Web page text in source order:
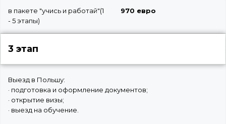
в пакете "учись и работай"(1
- 5 этапы)
970 евро
3 этап
Выезд в Польшу:
· подготовка и оформление документов;
· открытие визы;
· выезд на обучение.